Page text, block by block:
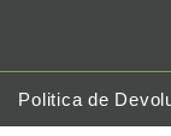
Politica de